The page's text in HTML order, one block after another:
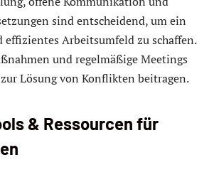
sind entscheidend, um ein
effizientes Arbeitsumfeld zu schaffen.
und regelmäßige Meetings
Lösung von Konflikten beitragen.
& Ressourcen für